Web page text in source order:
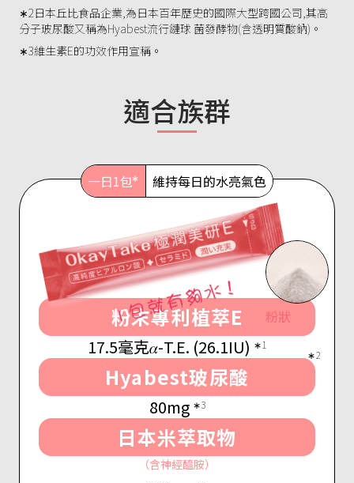
∗2日本丘比食品企業,為日本百年歷史的國際大型跨國公司,其高
分子玻尿酸又稱為Hyabest流行鏈球 菌發酵物(含透明質酸鈉)。
∗3維生素E的功效作用宣稱。
適合族群
一日1包∗ 維持每日的水亮氣色
粉狀
粉末專利植萃E
17.5毫克𝛼-T.E. (26.1IU) ∗1
Hyabest玻尿酸
∗2
80mg ∗3
日本米萃取物
（含神經醯胺）